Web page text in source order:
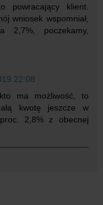
powracający klient.
wniosek wspomniał,
poczekamy,
22:08
ma możliwość, to
kwotę jeszcze w
2,8% z obecnej